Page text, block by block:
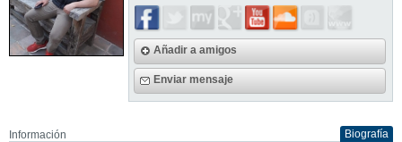
Añadir a amigos
Enviar mensaje
Información
Biografía